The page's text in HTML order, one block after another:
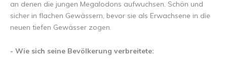
an denen die jungen Megalodons aufwuchsen. Schön und
sicher in flachen Gewässern, bevor sie als Erwachsene in die
neuen tiefen Gewässer zogen.
- Wie sich seine Bevölkerung verbreitete: